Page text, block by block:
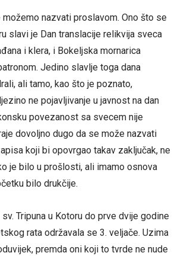
možemo nazvati proslavom. Ono što se
slavi je Dan translacije relikvija sveca
i klera, i Bokeljska mornarica
Jedino slavlje toga dana
ali tamo, kao što je poznato,
ne pojavljivanje u javnost na dan
povezanost sa svecem nije
dovoljno dugo da se može nazvati
koji bi opovrgao takav zaključak, ne
je bilo u prošlosti, ali imamo osnova
bilo drukčije.
Tripuna u Kotoru do prve dvije godine
rata održavala se 3. veljače. Uzima
premda oni koji to tvrde ne nude